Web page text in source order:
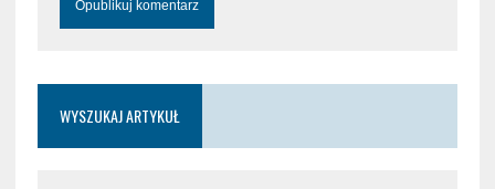
WYSZUKAJ ARTYKUŁ